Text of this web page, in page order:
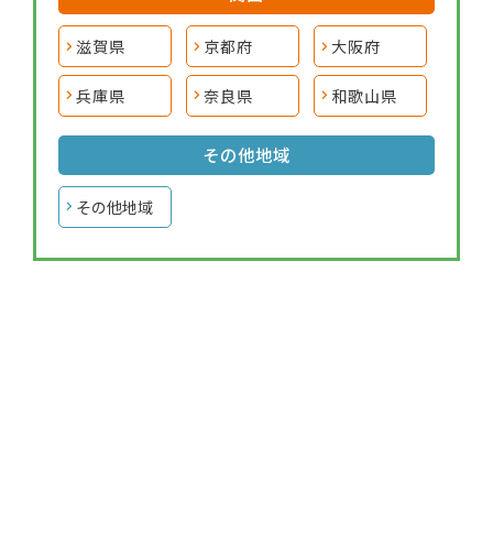
滋賀県 京都府 大阪府
兵庫県 奈良県 和歌山県
その他地域
その他地域